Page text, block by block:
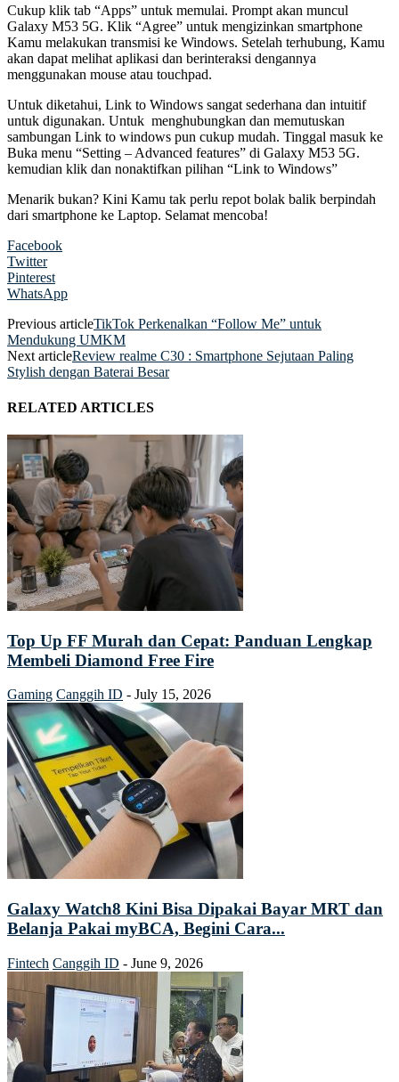
Cukup klik tab “Apps” untuk memulai. Prompt akan muncul
Galaxy M53 5G. Klik “Agree” untuk mengizinkan smartphone
Kamu melakukan transmisi ke Windows. Setelah terhubung, Kamu
akan dapat melihat aplikasi dan berinteraksi dengannya
menggunakan mouse atau touchpad.
Untuk diketahui, Link to Windows sangat sederhana dan intuitif
untuk digunakan. Untuk menghubungkan dan memutuskan
sambungan Link to windows pun cukup mudah. Tinggal masuk ke
Buka menu “Setting – Advanced features” di Galaxy M53 5G.
kemudian klik dan nonaktifkan pilihan “Link to Windows”
Menarik bukan? Kini Kamu tak perlu repot bolak balik berpindah
dari smartphone ke Laptop. Selamat mencoba!
Facebook
Twitter
Pinterest
WhatsApp
Previous articleTikTok Perkenalkan “Follow Me” untuk
Mendukung UMKM
Next articleReview realme C30 : Smartphone Sejutaan Paling
Stylish dengan Baterai Besar
RELATED ARTICLES
Top Up FF Murah dan Cepat: Panduan Lengkap
Membeli Diamond Free Fire
Gaming Canggih ID - July 15, 2026
Galaxy Watch8 Kini Bisa Dipakai Bayar MRT dan
Belanja Pakai myBCA, Begini Cara...
Fintech Canggih ID - June 9, 2026